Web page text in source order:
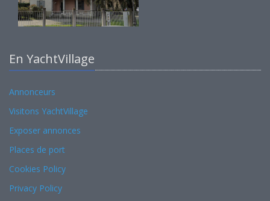
En YachtVillage
Annonceurs
Visitons YachtVillage
Exposer annonces
Places de port
Cookies Policy
Privacy Policy